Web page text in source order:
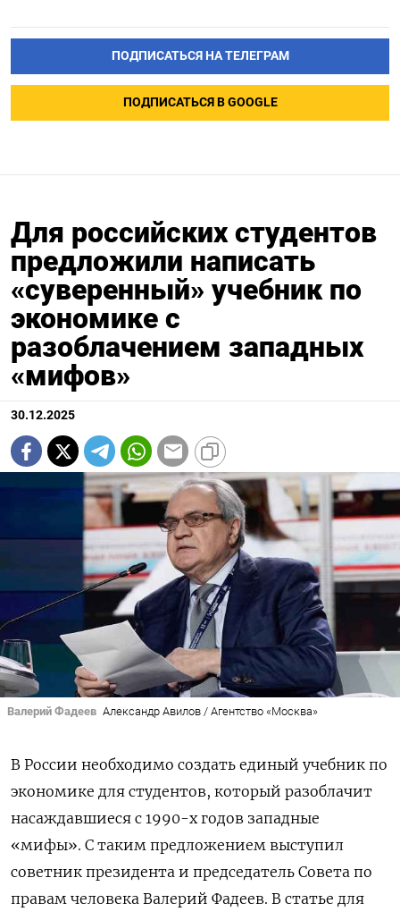
ПОДПИСАТЬСЯ НА ТЕЛЕГРАМ
ПОДПИСАТЬСЯ В GOOGLE
Для российских студентов
предложили написать
«суверенный» учебник по
экономике с
разоблачением западных
«мифов»
30.12.2025
Валерий Фадеев Александр Авилов / Агентство «Москва»
В России необходимо создать единый учебник по
экономике для студентов, который разоблачит
насаждавшиеся с 1990-х годов западные
«мифы». С таким предложением выступил
советник президента и председатель Совета по
правам человека Валерий Фадеев. В статье для